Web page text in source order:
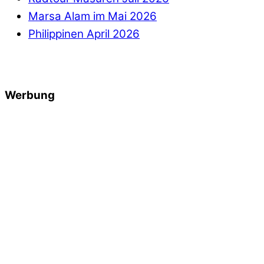
Marsa Alam im Mai 2026
Philippinen April 2026
Werbung